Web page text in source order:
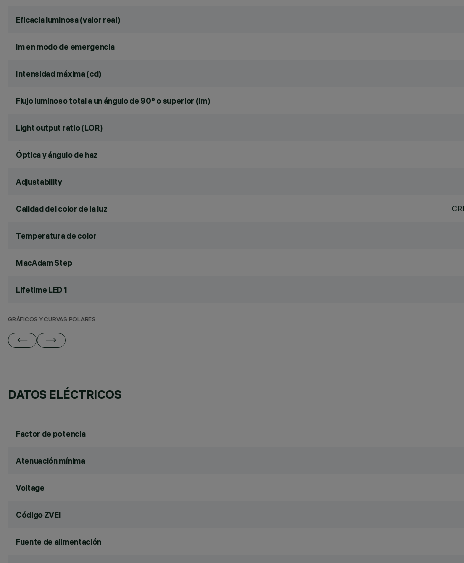
Eficacia luminosa (valor real)
lm en modo de emergencia
Intensidad máxima (cd)
Flujo luminoso total a un ángulo de 90° o superior (lm)
Light output ratio (LOR)
Óptica y ángulo de haz
Adjustability
Calidad del color de la luz CRI
Temperatura de color
MacAdam Step
Lifetime LED 1
GRÁFICOS Y CURVAS POLARES
DATOS ELÉCTRICOS
Factor de potencia
Atenuación mínima
Voltage
Código ZVEI
Fuente de alimentación